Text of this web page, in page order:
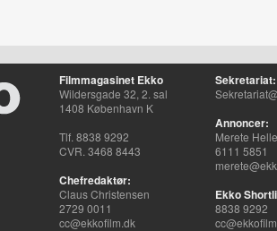
Filmmagasinet Ekko
Wildersgade 32, 2. sal
1408 København K
Tlf. 8838 9292
CVR. 3468 8443
Chefredaktør:
Claus Christensen
2729 0011
cc@ekkofilm.dk
Sekretariat:
Annoncer:
Merete
6111 5851
Ekko
8838 9292